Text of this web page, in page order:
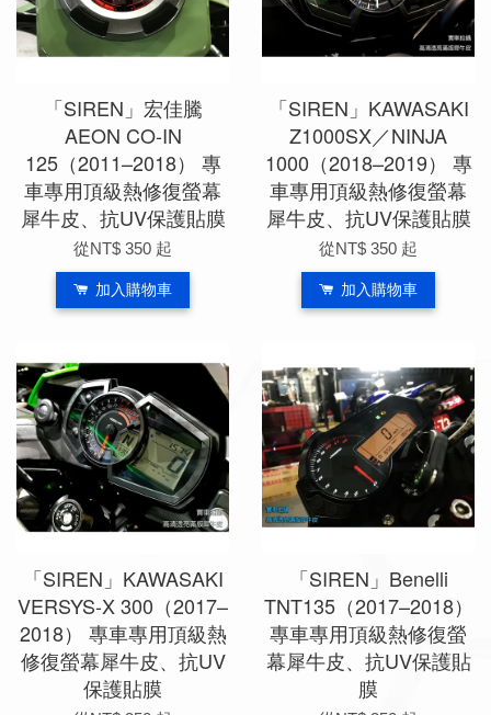
「SIREN」宏佳騰
AEON CO-IN
125（2011–2018） 專
車專用頂級熱修復螢幕
犀牛皮、抗UV保護貼膜
從NT$ 350 起
加入購物車
「SIREN」KAWASAKI
Z1000SX／NINJA
1000（2018–2019） 專
車專用頂級熱修復螢幕
犀牛皮、抗UV保護貼膜
從NT$ 350 起
加入購物車
「SIREN」KAWASAKI
VERSYS-X 300（2017–
2018） 專車專用頂級熱
修復螢幕犀牛皮、抗UV
保護貼膜
「SIREN」Benelli
TNT135（2017–2018）
專車專用頂級熱修復螢
幕犀牛皮、抗UV保護貼
膜